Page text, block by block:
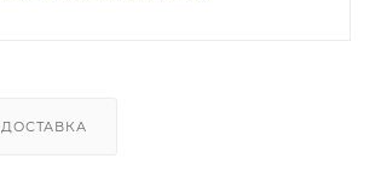
ДОСТАВКА